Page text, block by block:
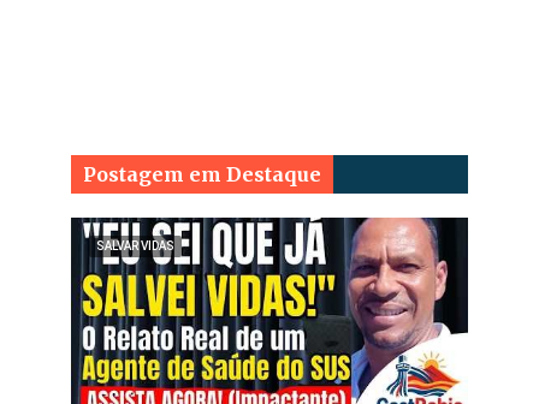
Postagem em Destaque
SALVAR VIDAS